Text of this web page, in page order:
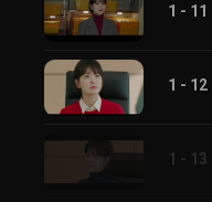
1 - 11
1 - 12
1 - 13